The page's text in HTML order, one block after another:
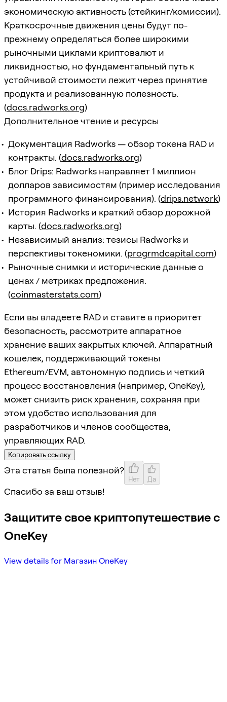
экономическую активность (стейкинг/комиссии).
Краткосрочные движения цены будут по-
прежнему определяться более широкими
рыночными циклами криптовалют и
ликвидностью, но фундаментальный путь к
устойчивой стоимости лежит через принятие
продукта и реализованную полезность.
(docs.radworks.org)
Дополнительное чтение и ресурсы
Документация Radworks — обзор токена RAD и
контракты. (docs.radworks.org)
Блог Drips: Radworks направляет 1 миллион
долларов зависимостям (пример исследования
программного финансирования). (drips.network)
История Radworks и краткий обзор дорожной
карты. (docs.radworks.org)
Независимый анализ: тезисы Radworks и
перспективы токеномики. (progrmdcapital.com)
Рыночные снимки и исторические данные о
ценах / метриках предложения.
(coinmasterstats.com)
Если вы владеете RAD и ставите в приоритет
безопасность, рассмотрите аппаратное
хранение ваших закрытых ключей. Аппаратный
кошелек, поддерживающий токены
Ethereum/EVM, автономную подпись и четкий
процесс восстановления (например, OneKey),
может снизить риск хранения, сохраняя при
этом удобство использования для
разработчиков и членов сообщества,
управляющих RAD.
Копировать ссылку
Эта статья была полезной?
Нет Да
Спасибо за ваш отзыв!
Защитите свое криптопутешествие с
OneKey
View details for Магазин OneKey